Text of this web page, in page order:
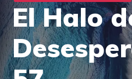
El Halo